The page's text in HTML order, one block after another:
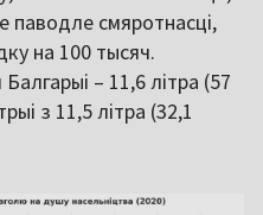
паводле смяротнасці,
на 100 тысяч.
– 11,6 літра (57
з 11,5 літра (32,1